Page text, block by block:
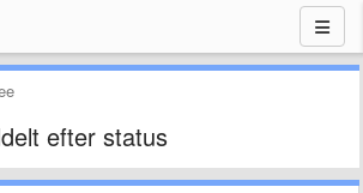
efter status